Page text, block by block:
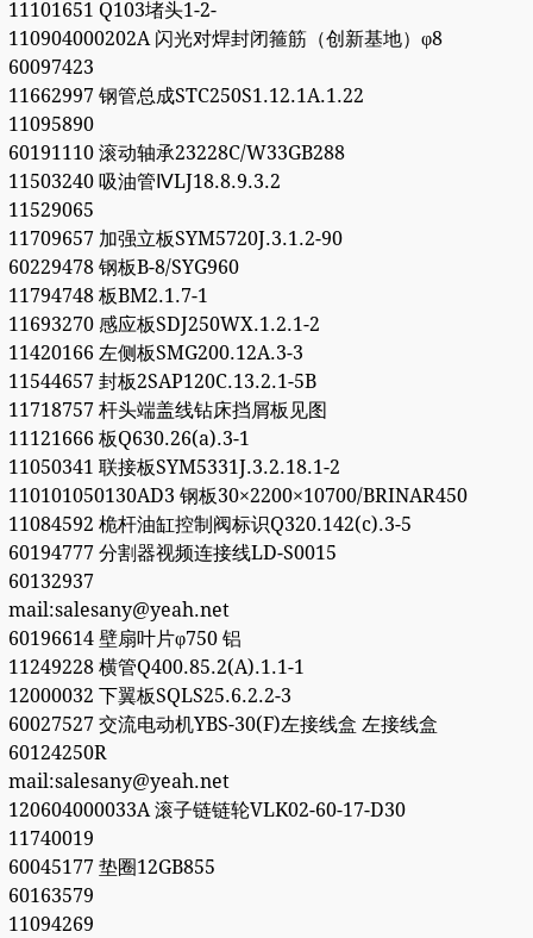
11101651 Q103堵头1-2-
110904000202A 闪光对焊封闭箍筋（创新基地）φ8
60097423
11662997 钢管总成STC250S1.12.1A.1.22
11095890
60191110 滚动轴承23228C/W33GB288
11503240 吸油管ⅣLJ18.8.9.3.2
11529065
11709657 加强立板SYM5720J.3.1.2-90
60229478 钢板B-8/SYG960
11794748 板BM2.1.7-1
11693270 感应板SDJ250WX.1.2.1-2
11420166 左侧板SMG200.12A.3-3
11544657 封板2SAP120C.13.2.1-5B
11718757 杆头端盖线钻床挡屑板见图
11121666 板Q630.26(a).3-1
11050341 联接板SYM5331J.3.2.18.1-2
110101050130AD3 钢板30×2200×10700/BRINAR450
11084592 桅杆油缸控制阀标识Q320.142(c).3-5
60194777 分割器视频连接线LD-S0015
60132937
mail:salesany@yeah.net
60196614 壁扇叶片φ750 铝
11249228 横管Q400.85.2(A).1.1-1
12000032 下翼板SQLS25.6.2.2-3
60027527 交流电动机YBS-30(F)左接线盒 左接线盒
60124250R
mail:salesany@yeah.net
120604000033A 滚子链链轮VLK02-60-17-D30
11740019
60045177 垫圈12GB855
60163579
11094269